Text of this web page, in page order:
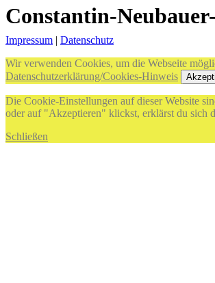
Constantin-
Impressum | Datenschutz
Wir verwenden Cookies, um die Webseite
Datenschutzerklärung/Cookies-Hinweis
Die Cookie-Einstellungen auf dieser Website
oder auf "Akzeptieren" klickst, erklärst du sich
Schließen